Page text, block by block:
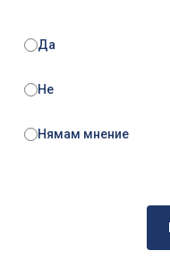
Да
Не
Нямам мнение